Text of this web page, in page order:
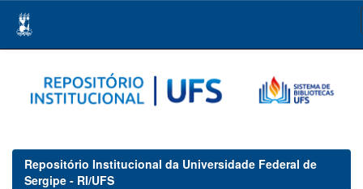
navigation
Repositório Institucional da Universidade Federal de
Sergipe - RI/UFS